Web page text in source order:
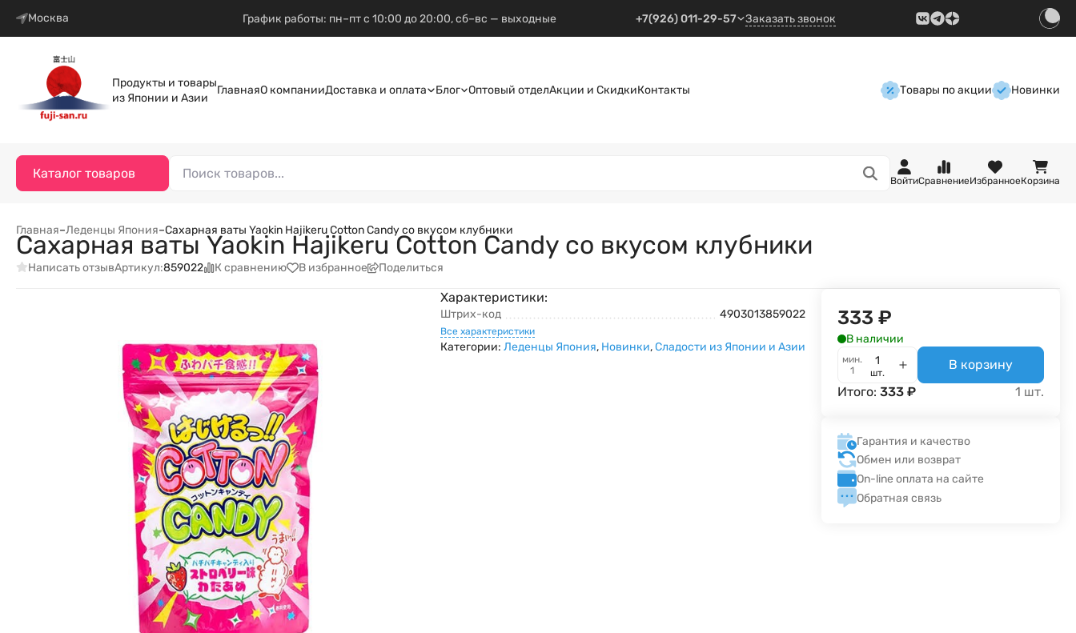
Москва График работы: пн–пт с 10:00 до 20:00, сб–вс — выходные +7(926) 011-29-57 Заказать звонок
Продукты и товары
из Японии и Азии
ГлавнаяО компанииДоставка и оплата Блог Оптовый отделАкции и СкидкиКонтакты Товары по акции Новинки
Каталог товаров
ВойтиСравнениеИзбранноеКорзина
Главная–Леденцы Япония–Cахарная ваты Yaokin Hajikeru Cotton Candy со вкусом клубники
Cахарная ваты Yaokin Hajikeru Cotton Candy со вкусом клубники
Написать отзывАртикул:859022 К сравнению В избранное Поделиться
Характеристики:
Штрих-код 4903013859022
Все характеристики
Категории: Леденцы Япония, Новинки,Сладости из Японии и Азии
333 ₽
В наличии
мин.
1
шт.
В корзину
Итого:333 ₽ 1 шт.
Гарантия и качество
Обмен или возврат
On-line оплата на сайте
Обратная связь